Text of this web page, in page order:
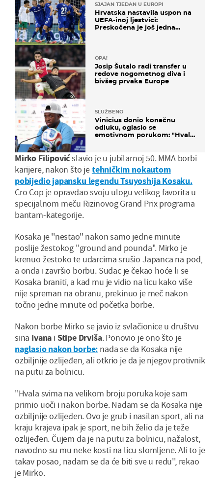
SJAJAN TJEDAN U EUROPI
Hrvatska nastavila uspon na
UEFA-inoj ljestvici:
Preskočena je još jedna
OPA!
Josip Šutalo radi transfer u
redove nogometnog diva i
bivšeg prvaka Europe
SLUŽBENO
Vinicius donio konačnu
odluku, oglasio se
emotivnom porukom: "Hvala
Mirko Filipovićslavio je u jubilarnoj 50. MMA borbi
karijere, nakon što jetehničkim nokautom
pobijedio japansku legendu Tsuyoshija Kosaku.
Cro Cop je opravdao svoju ulogu velikog favorita u
specijalnom meču Rizinovog Grand Prix programa
bantam-kategorije.
Kosaka je ''nestao'' nakon samo jedne minute
poslije žestokog ''ground and pounda''. Mirko je
krenuo žestoko te udarcima srušio Japanca na pod,
a onda i završio borbu. Sudac je čekao hoće li se
Kosaka braniti, a kad mu je vidio na licu kako više
nije spreman na obranu, prekinuo je meč nakon
točno jedne minute od početka borbe.
Nakon borbe Mirko se javio iz svlačionice u društvu
sina Ivana i Stipe Drviša. Ponovio je ono što je
naglasio nakon borbe: nada se da Kosaka nije
ozbiljnije ozlijeđen, ali otkrio je da je njegov protivnik
na putu za bolnicu.
''Hvala svima na velikom broju poruka koje sam
primio uoči i nakon borbe. Nadam se da Kosaka nije
ozbiljnije ozlijeđen. Ovo je grub i nasilan sport, ali na
kraju krajeva ipak je sport, ne bih želio da je teže
ozlijeđen. Čujem da je na putu za bolnicu, nažalost,
navodno su mu neke kosti na licu slomljene. Ali to je
takav posao, nadam se da će biti sve u redu'', rekao
je Mirko.